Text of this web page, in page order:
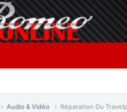
Audio & Vidéo Réparation Du